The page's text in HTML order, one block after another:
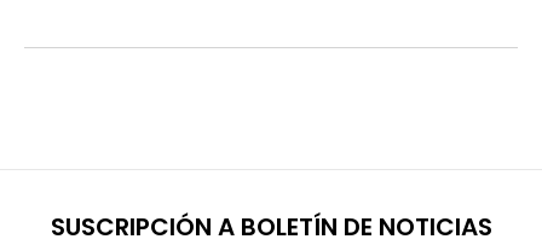
SUSCRIPCIÓN A BOLETÍN DE NOTICIAS